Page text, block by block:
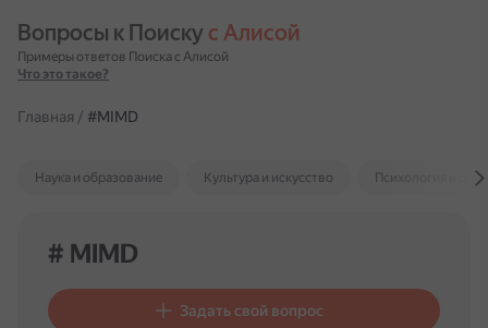
Вопросы к Поиску с Алисой
Примеры ответов Поиска с Алисой
Что это такое?
Главная / #MIMD
Наука и образование Культура и искусство Психология и
# MIMD
Задать свой вопрос